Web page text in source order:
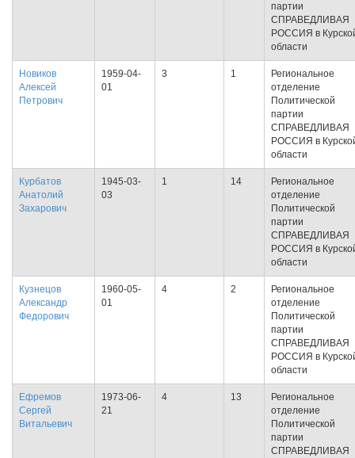
партии
СПРАВЕДЛИВАЯ
РОССИЯ в
области
Новиков
Алексей
Петрович
1959-04-
01
3 1
Региональное
отделение
Политической
партии
СПРАВЕДЛИВАЯ
РОССИЯ в
области
Курбатов
Анатолий
Захарович
1945-03-
03
1 14
Региональное
отделение
Политической
партии
СПРАВЕДЛИВАЯ
РОССИЯ в
области
Кузнецов
Александр
Федорович
1960-05-
01
4 2
Региональное
отделение
Политической
партии
СПРАВЕДЛИВАЯ
РОССИЯ в
области
Ефремов
Сергей
Витальевич
1973-06-
21
4 13
Региональное
отделение
Политической
партии
СПРАВЕДЛИВАЯ